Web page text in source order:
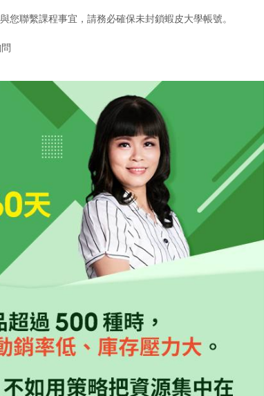
您聯繫課程事宜，請務必確保未封鎖蝦皮大學帳號。
道詢問